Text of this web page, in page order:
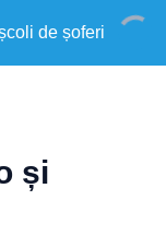
de șoferi
și